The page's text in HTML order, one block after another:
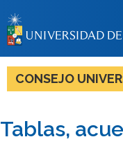
CONSEJO
Tablas,